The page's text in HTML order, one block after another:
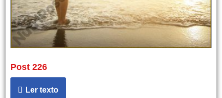
Post 226
Ler texto